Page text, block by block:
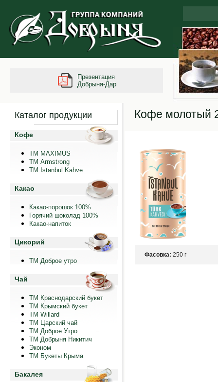
Презентация
Добрыня-Дар
Каталог продукции
Кофе
ТМ MAXIMUS
ТМ Armstrong
TM Istanbul Kahve
Какао
Какао-порошок 100%
Горячий шоколад 100%
Какао-напиток
Цикорий
ТМ Доброе утро
Чай
ТМ Краснодарский букет
ТМ Крымский букет
ТМ Willard
ТМ Царский чай
ТМ Доброе Утро
ТМ Добрыня Никитич
Эконом
ТМ Букеты Крыма
Бакалея
Кофе молотый
Фасовка: 250 г